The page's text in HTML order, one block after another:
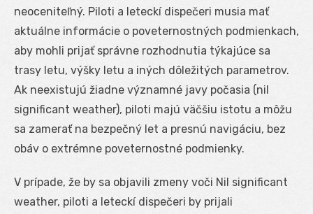
neoceniteľný. Piloti a leteckí dispečeri musia mať
aktuálne informácie o poveternostných podmienkach,
aby mohli prijať správne rozhodnutia týkajúce sa
trasy letu, výšky letu a iných dôležitých parametrov.
Ak neexistujú žiadne významné javy počasia (nil
significant weather), piloti majú väčšiu istotu a môžu
sa zamerať na bezpečný let a presnú navigáciu, bez
obáv o extrémne poveternostné podmienky.
V prípade, že by sa objavili zmeny voči Nil significant
weather, piloti a leteckí dispečeri by prijali